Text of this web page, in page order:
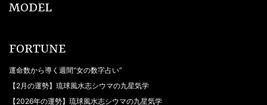
MODEL
FORTUNE
運命数から導く週間“女の数字占い”
【2月の運勢】琉球風水志シウマの九星気学
【2026年の運勢】琉球風水志シウマの九星気学